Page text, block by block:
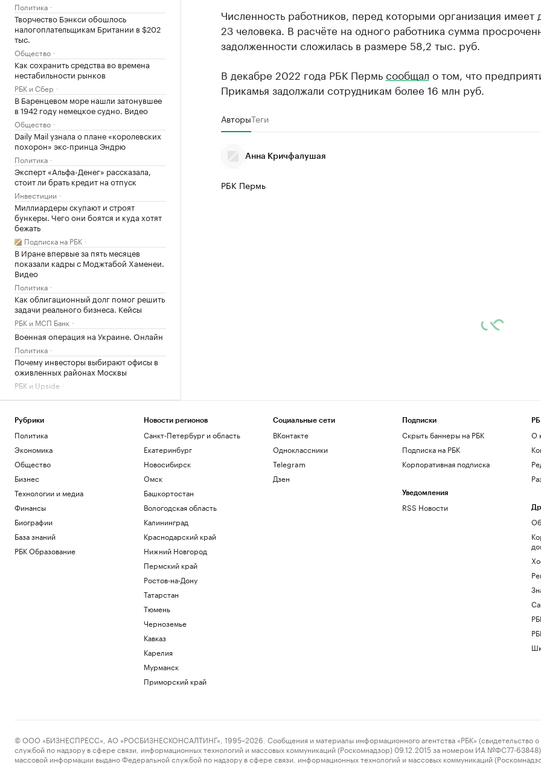
Политика
Творчество Бэнкси обошлось
налогоплательщикам Британии в $202
тыс.
Общество
Как сохранить средства во времена
нестабильности рынков
РБК и Сбер
В Баренцевом море нашли затонувшее
в 1942 году немецкое судно. Видео
Общество
Daily Mail узнала о плане «королевских
похорон» экс-принца Эндрю
Политика
Эксперт «Альфа-Денег» рассказала,
стоит ли брать кредит на отпуск
Инвестиции
Миллиардеры скупают и строят
бункеры. Чего они боятся и куда хотят
бежать
Подписка на РБК
В Иране впервые за пять месяцев
показали кадры с Моджтабой Хаменеи.
Видео
Политика
Как облигационный долг помог решить
задачи реального бизнеса. Кейсы
РБК и МСП Банк
Военная операция на Украине. Онлайн
Политика
Почему инвесторы выбирают офисы в
оживленных районах Москвы
РБК и Upside
Численность работников, перед которыми организация имеет
23 человека. В расчёте на одного работника сумма
задолженности сложилась в размере 58,2 тыс. руб.
В декабре 2022 года РБК Пермьсообщал о том, что
Прикамья задолжали сотрудникам более 16 млн руб.
АвторыТеги
Анна Кричфалушая
РБК Пермь
Рубрики
Политика
Экономика
Общество
Бизнес
Технологии и медиа
Финансы
Биографии
База знаний
РБК Образование
Новости регионов
Санкт-Петербург и область
Екатеринбург
Новосибирск
Омск
Башкортостан
Вологодская область
Калининград
Краснодарский край
Нижний Новгород
Пермский край
Ростов-на-Дону
Татарстан
Тюмень
Черноземье
Кавказ
Карелия
Мурманск
Приморский край
Социальные сети
ВКонтакте
Одноклассники
Telegram
Дзен
Подписки
Скрыть баннеры на РБК
Подписка на РБК
Корпоративная подписка
Уведомления
RSS Новости
О
© ООО «БИЗНЕСПРЕСС», АО «РОСБИЗНЕСКОНСАЛТИНГ», 1995–2026. Сообщения и материалы информационного агентства «РБК» (свидетельство о
службой по надзору в сфере связи, информационных технологий и массовых коммуникаций (Роскомнадзор) 09.12.2015 за номером ИА №ФС77-63848)
массовой информации выдано Федеральной службой по надзору в сфере связи, информационных технологий и массовых коммуникаций